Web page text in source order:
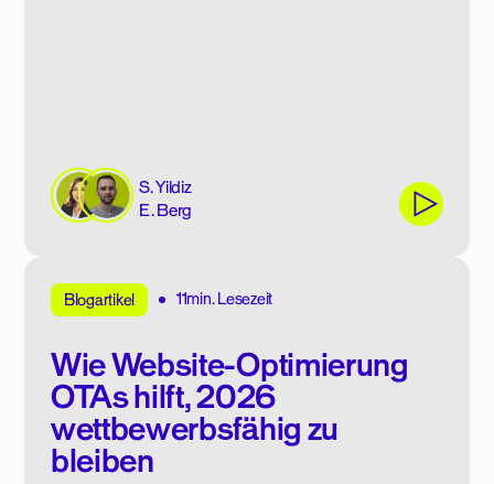
S. Yildiz
E. Berg
Blogartikel 11min. Lesezeit
Wie Website-Optimierung
OTAs hilft, 2026
wettbewerbsfähig zu
bleiben